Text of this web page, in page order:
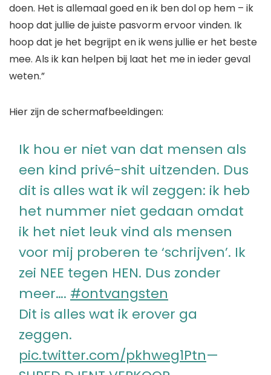
doen. Het is allemaal goed en ik ben dol op hem – ik
hoop dat jullie de juiste pasvorm ervoor vinden. Ik
hoop dat je het begrijpt en ik wens jullie er het beste
mee. Als ik kan helpen bij laat het me in ieder geval
weten.”
Hier zijn de schermafbeeldingen:
Ik hou er niet van dat mensen als
een kind privé-shit uitzenden. Dus
dit is alles wat ik wil zeggen: ik heb
het nummer niet gedaan omdat
ik het niet leuk vind als mensen
voor mij proberen te ‘schrijven’. Ik
zei NEE tegen HEN. Dus zonder
meer…. #ontvangsten
Dit is alles wat ik erover ga
zeggen.
pic.twitter.com/pkhweg1Ptn—